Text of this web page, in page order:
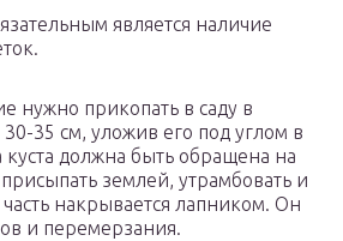
является наличие
нужно прикопать в саду в
35 см, уложив его под углом в
куста должна быть обращена на
землей, утрамбовать и
накрывается лапником. Он
и перемерзания.